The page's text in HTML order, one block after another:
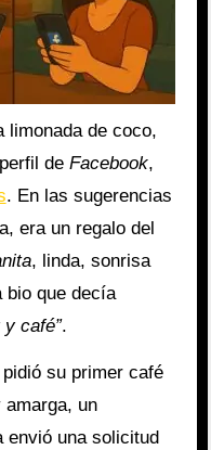
limonada de coco,
de Facebook,
. En las sugerencias
era un regalo del
, linda, sonrisa
bio que decía
café”.
su primer café
un
envió una solicitud